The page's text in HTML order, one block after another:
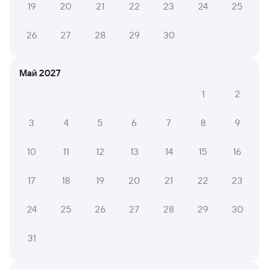
6 причин купить ж/д билеты
Онлайн-возврат билетов без очереди в кассу
покупке
Частые вопросы
19 20 21 22 23 24 25
26 27 28 29 30
Май 2027
1
2
3 4 5 6 7 8 9
10 11 12 13 14 15 16
17 18 19 20 21 22 23
24 25 26 27 28 29 30
31